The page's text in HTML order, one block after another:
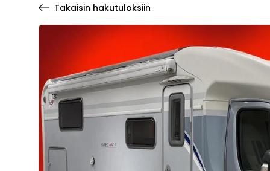
Takaisin hakutuloksiin